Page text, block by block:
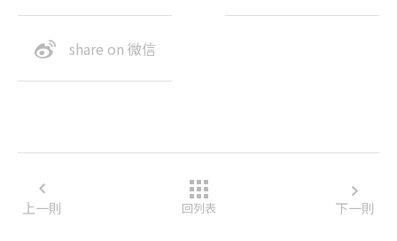
share on 微信
上一則 回列表 下一則